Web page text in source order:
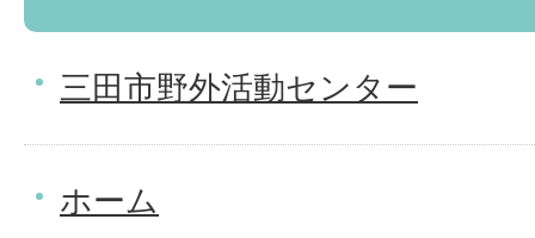
三田市野外活動センター
ホーム